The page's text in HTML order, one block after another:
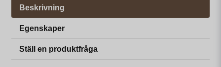
Beskrivning
Egenskaper
Ställ en produktfråga